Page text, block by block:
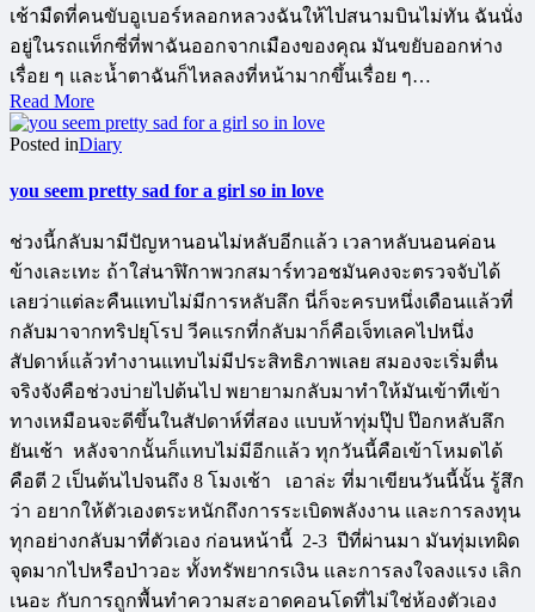
เช้ามืดที่คนขับอูเบอร์หลอกหลวงฉันให้ไปสนามบินไม่ทัน ฉันนั่ง
อยู่ในรถแท็กซี่ที่พาฉันออกจากเมืองของคุณ มันขยับออกห่าง
เรื่อย ๆ และน้ำตาฉันก็ไหลลงที่หน้ามากขึ้นเรื่อย ๆ…
Read More
Posted inDiary
you seem pretty sad for a girl so in love
ช่วงนี้กลับมามีปัญหานอนไม่หลับอีกแล้ว เวลาหลับนอนค่อน
ข้างเละเทะ ถ้าใส่นาฬิกาพวกสมาร์ทวอชมันคงจะตรวจจับได้
เลยว่าแต่ละคืนแทบไม่มีการหลับลึก นี่ก็จะครบหนึ่งเดือนแล้วที่
กลับมาจากทริปยุโรป วีคแรกที่กลับมาก็คือเจ็ทเลคไปหนึ่ง
สัปดาห์แล้วทำงานแทบไม่มีประสิทธิภาพเลย สมองจะเริ่มตื่น
จริงจังคือช่วงบ่ายไปต้นไป พยายามกลับมาทำให้มันเข้าทีเข้า
ทางเหมือนจะดีขึ้นในสัปดาห์ที่สอง แบบห้าทุ่มปุ๊ป ป๊อกหลับลึก
ยันเช้า หลังจากนั้นก็แทบไม่มีอีกแล้ว ทุกวันนี้คือเข้าโหมดได้
คือตี 2 เป็นต้นไปจนถึง 8 โมงเช้า เอาล่ะ ที่มาเขียนวันนี้นั้น รู้สึก
ว่า อยากให้ตัวเองตระหนักถึงการระเบิดพลังงาน และการลงทุน
ทุกอย่างกลับมาที่ตัวเอง ก่อนหน้านี้ 2-3 ปีที่ผ่านมา มันทุ่มเทผิด
จุดมากไปหรือป่าวอะ ทั้งทรัพยากรเงิน และการลงใจลงแรง เลิก
เนอะ กับการถูกพื้นทำความสะอาดคอนโดที่ไม่ใช่ห้องตัวเอง